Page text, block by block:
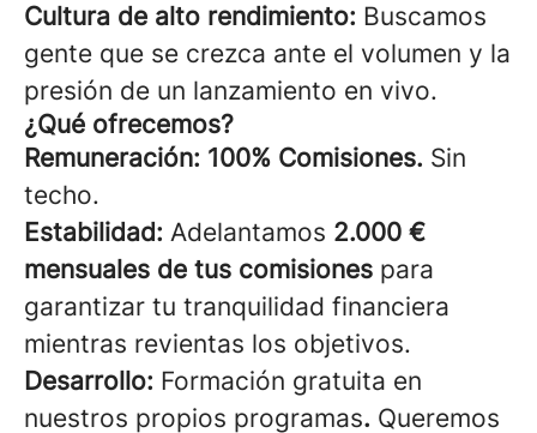
Cultura de alto rendimiento: Buscamos
gente que se crezca ante el volumen y la
presión de un lanzamiento en vivo.
¿Qué ofrecemos?
Remuneración: 100% Comisiones. Sin
techo.
Estabilidad: Adelantamos 2.000 €
mensuales de tus comisiones para
garantizar tu tranquilidad financiera
mientras revientas los objetivos.
Desarrollo: Formación gratuita en
nuestros propios programas. Queremos